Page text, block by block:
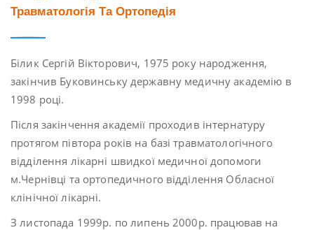
Травматологія Та Ортопедія
Білик Сергій Вікторович, 1975 року народження,
закінчив Буковинську державну медичну академію в
1998 році.
Після закінчення академії проходив інтернатуру
протягом півтора років на базі травматологічного
відділення лікарні швидкої медичної допомоги
м.Чернівці та ортопедичного відділення Обласної
клінічної лікарні.
З листопада 1999р. по липень 2000р. працював на